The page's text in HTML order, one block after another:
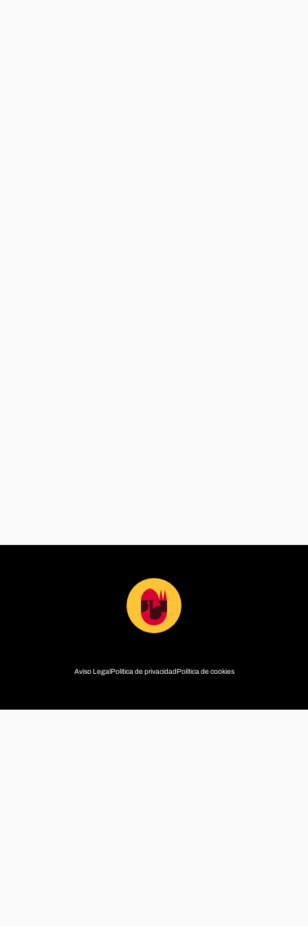
Aviso LegalPolítica de privacidadPolítica de cookies